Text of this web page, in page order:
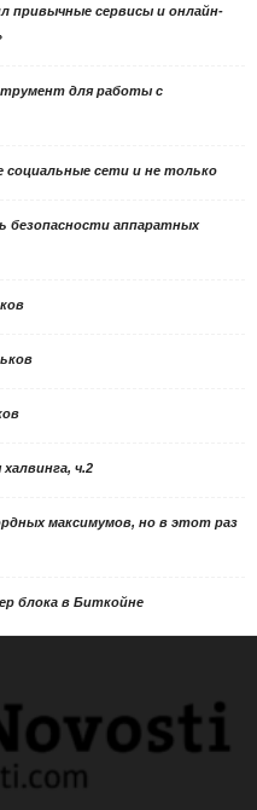
привычные сервисы и онлайн-
для работы с
социальные сети и не только
безопасности аппаратных
ч.2
максимумов, но в этот раз
блока в Биткойне